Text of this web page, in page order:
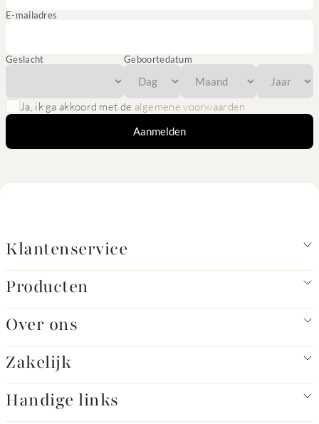
E-mailadres
Geslacht Geboortedatum
Ja, ik ga akkoord met de algemene voorwaarden
Aanmelden
Klantenservice
Producten
Over ons
Zakelijk
Handige links